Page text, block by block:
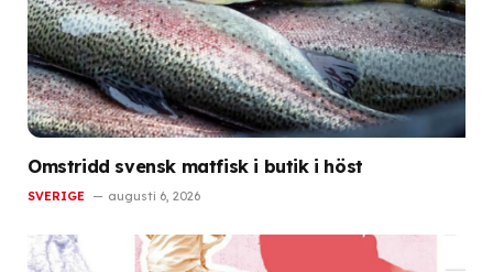
Omstridd svensk matfisk i butik i höst
SVERIGE augusti 6, 2026